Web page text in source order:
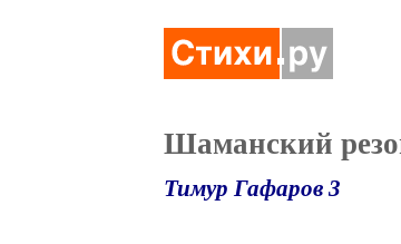
Шаманский
Тимур Гафаров 3